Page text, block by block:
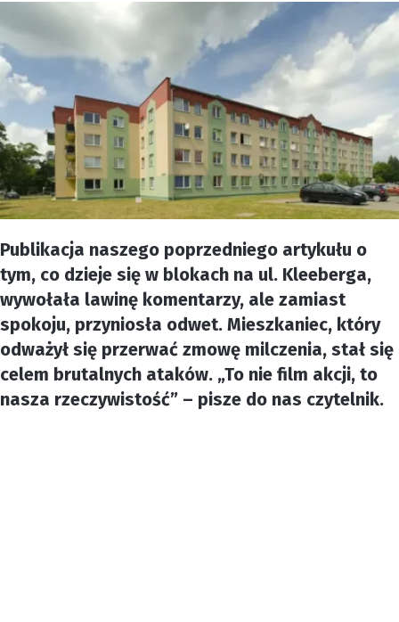
Publikacja naszego poprzedniego artykułu o
tym, co dzieje się w blokach na ul. Kleeberga,
wywołała lawinę komentarzy, ale zamiast
spokoju, przyniosła odwet. Mieszkaniec, który
odważył się przerwać zmowę milczenia, stał się
celem brutalnych ataków. „To nie film akcji, to
nasza rzeczywistość” – pisze do nas czytelnik.